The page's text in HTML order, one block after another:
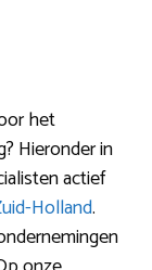
het
Hieronder in
actief
Holland.